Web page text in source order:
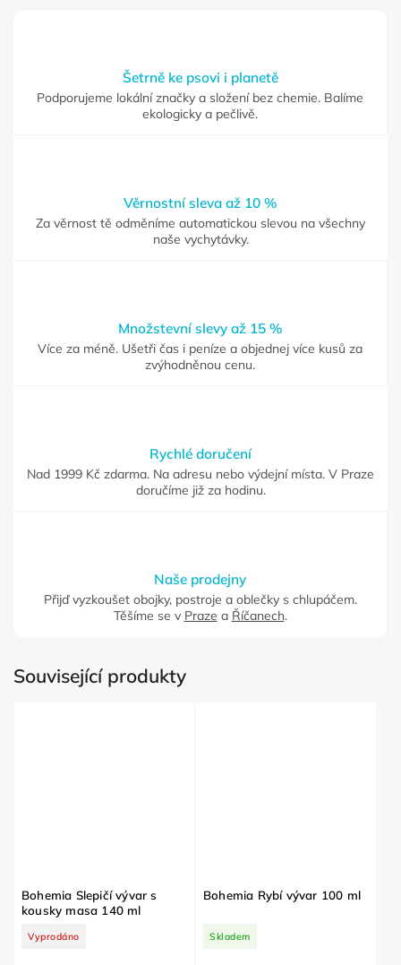
Šetrně ke psovi i planetě
Podporujeme lokální značky a složení bez chemie. Balíme
ekologicky a pečlivě.
Věrnostní sleva až 10 %
Za věrnost tě odměníme automatickou slevou na všechny
naše vychytávky.
Množstevní slevy až 15 %
Více za méně. Ušetři čas i peníze a objednej více kusů za
zvýhodněnou cenu.
Rychlé doručení
Nad 1999 Kč zdarma. Na adresu nebo výdejní místa. V Praze
doručíme již za hodinu.
Naše prodejny
Přijď vyzkoušet obojky, postroje a oblečky s chlupáčem.
Těšíme se v Praze a Říčanech.
Související produkty
Bohemia Slepičí vývar s
kousky masa 140 ml
Vyprodáno
Bohemia Rybí vývar 100 ml
Skladem